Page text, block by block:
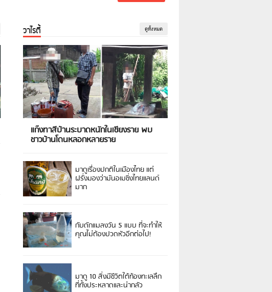
วาไรตี้ ดูทั้งหมด
แก๊งทาสีบ้านระบาดหนักในเชียงราย พบ
ชาวบ้านโดนหลอกหลายราย
มาดูเรื่องปกติในเมืองไทย แต่
ฝรั่งมองว่ามันอเมซิ่งไทยแลนด์
มาก
กับดักแมลงวัน 5 แบบ ที่จะทำให้
คุณไม่ต้องปวดหัวอีกต่อไป!
มาดู 10 สิ่งมีชีวิตใต้ท้องทะเลลึก
ที่ทั้งประหลาดและน่ากลัว